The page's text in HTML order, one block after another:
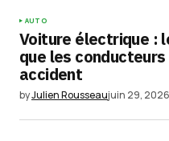
Your E-mail*
Enregistrer mon
site dans le
AUTO
Voiture électrique :
que les
accident
byJulien Rousseaujuin 29, 2026